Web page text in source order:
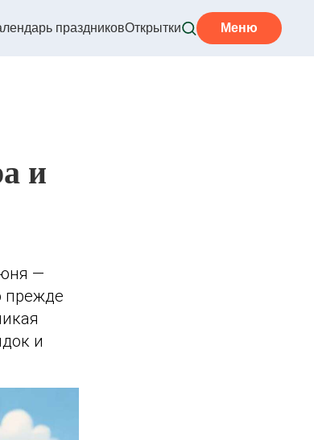
праздниковОткрытки Меню
и
—
прежде
и